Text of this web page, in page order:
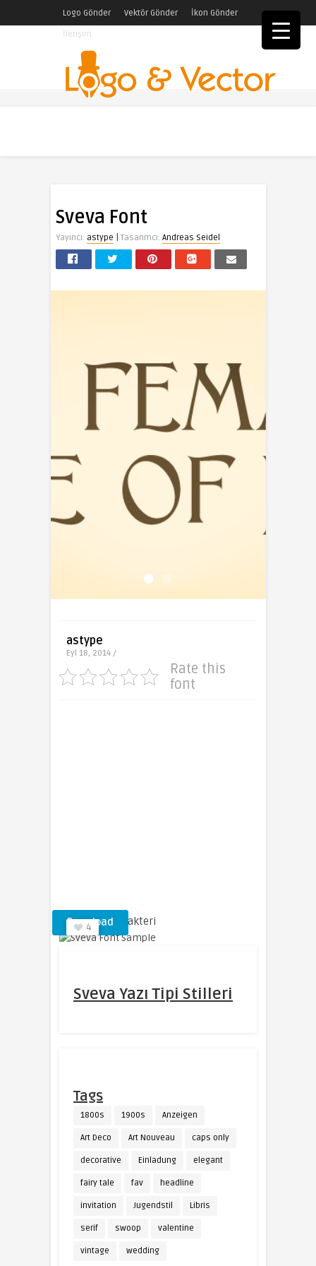
Logo Gönder Vektör Gönder
İkon Gönder
İletişim
Sveva Font
Yayıncı: astype |Tasarımcı: Andreas Seidel
astype
Eyl 18, 2014 /
Rate this
font
Download
4
Sveva Yazı Karakteri
Sveva Yazı Tipi Stilleri
Tags
1800s 1900s Anzeigen
Art Deco Art Nouveau caps only
decorative Einladung elegant
fairy tale fav headline
invitation Jugendstil Libris
serif swoop valentine
vintage wedding